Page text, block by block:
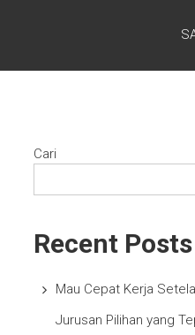
Cari
Recent Posts
Mau Cepat Kerja
Jurusan Pilihan yang